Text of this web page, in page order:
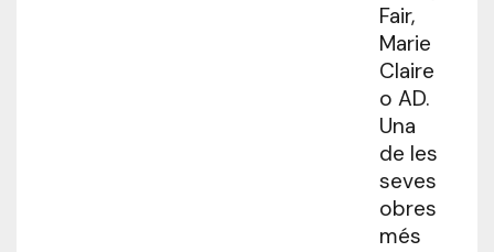
Fair,
Marie
Claire
o AD.
Una
de les
seves
obres
més